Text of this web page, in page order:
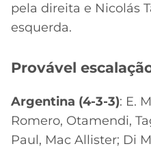
pela direita e Nicolás
esquerda.
Provável
Argentina (4-3-3): E.
Romero, Otamendi,
Paul, Mac Allister; Di